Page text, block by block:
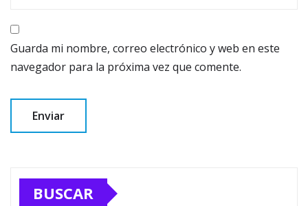
Guarda mi nombre, correo electrónico y web en este
navegador para la próxima vez que comente.
BUSCAR